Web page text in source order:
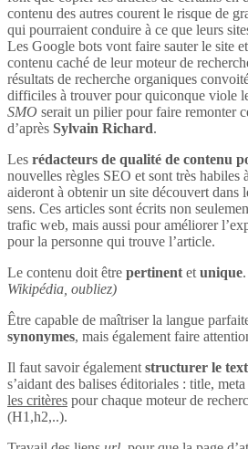
contenu des autres courent le risque de
qui pourraient conduire à ce que leurs
Les Google bots vont faire sauter le site
contenu caché de leur moteur de
résultats de recherche organiques
difficiles à trouver pour quiconque viole
SMO serait un pilier pour faire remonter
d’après Sylvain Richard.
Les rédacteurs de qualité de contenu
nouvelles règles SEO et sont très habiles
aideront à obtenir un site découvert dans
sens. Ces articles sont écrits non
trafic web, mais aussi pour améliorer
pour la personne qui trouve l’article.
Le contenu doit être pertinent et unique
Wikipédia, oubliez)
Être capable de maîtriser la langue
synonymes, mais également faire
Il faut savoir également structurer le
s’aidant des balises éditoriales : title,
les critères pour chaque moteur de
(H1,h2,..).